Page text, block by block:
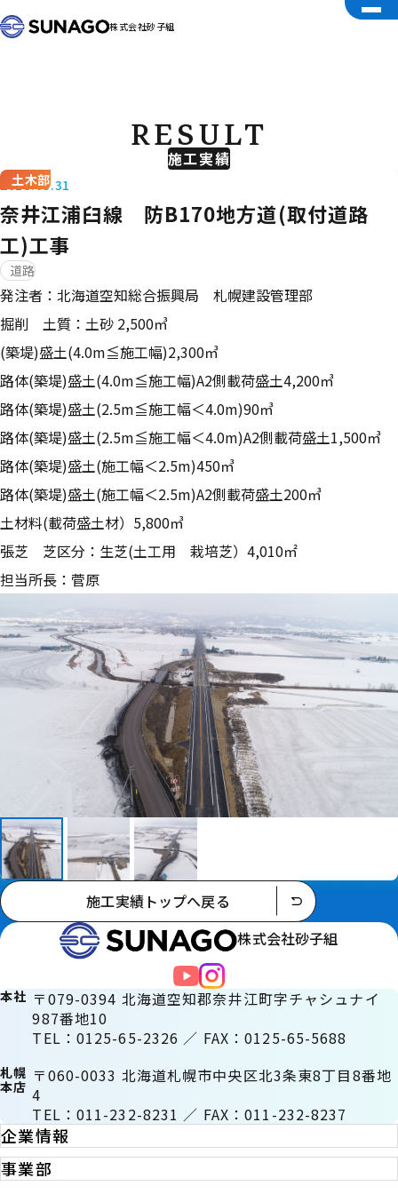
株式会社砂子組
施工実績
RESULT
土木部
2018.03.31
奈井江浦臼線 防B170地方道(取付道路
工)工事
道路
発注者：北海道空知総合振興局 札幌建設管理部
掘削 土質：土砂 2,500㎥
(築堤)盛土(4.0m≦施工幅)2,300㎥
路体(築堤)盛土(4.0m≦施工幅)A2側載荷盛土4,200㎥
路体(築堤)盛土(2.5m≦施工幅＜4.0m)90㎥
路体(築堤)盛土(2.5m≦施工幅＜4.0m)A2側載荷盛土1,500㎥
路体(築堤)盛土(施工幅＜2.5m)450㎥
路体(築堤)盛土(施工幅＜2.5m)A2側載荷盛土200㎥
土材料(載荷盛土材）5,800㎥
張芝 芝区分：生芝(土工用 栽培芝）4,010㎡
担当所長：菅原
施工実績トップへ戻る
株式会社砂子組
本社 〒079-0394 北海道空知郡奈井江町字チャシュナイ
987番地10
TEL：0125-65-2326 ／ FAX：0125-65-5688
札幌
本店
〒060-0033 北海道札幌市中央区北3条東8丁目8番地
4
TEL：011-232-8231 ／ FAX：011-232-8237
企業情報
事業部